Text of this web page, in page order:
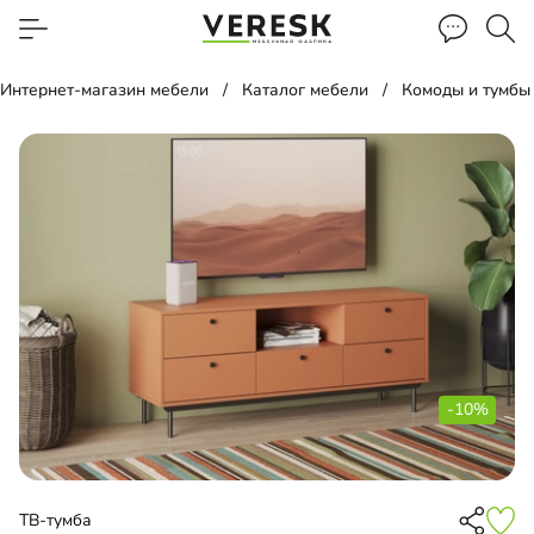
Интернет-магазин мебели Каталог мебели Комоды и тумбы
-10%
ТВ-тумба